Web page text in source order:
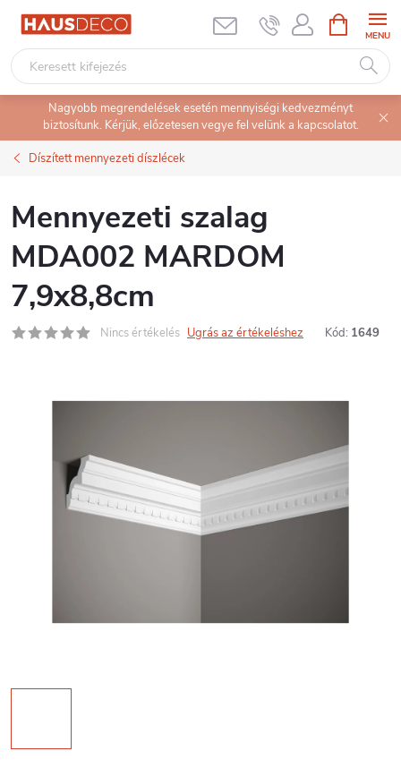
Ugrás
tartalomhoz
KOSÁR
Nagyobb megrendelések esetén mennyiségi kedvezményt
biztosítunk. Kérjük, előzetesen vegye fel velünk a kapcsolatot.
Díszített mennyezeti díszlécek
Mennyezeti szalag
MDA002 MARDOM
7,9x8,8cm
Nincs értékelés Ugrás az értékeléshez Kód: 1649